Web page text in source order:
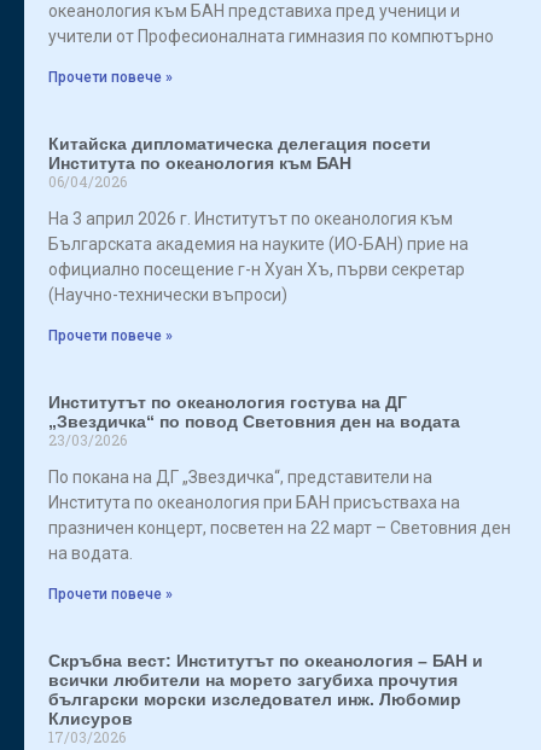
океанология към БАН представиха пред ученици и
учители от Професионалната гимназия по компютърно
Прочети повече »
Китайска дипломатическа делегация посети
Института по океанология към БАН
06/04/2026
На 3 април 2026 г. Институтът по океанология към
Българската академия на науките (ИО-БАН) прие на
официално посещение г-н Хуан Хъ, първи секретар
(Научно-технически въпроси)
Прочети повече »
Институтът по океанология гостува на ДГ
„Звездичка“ по повод Световния ден на водата
23/03/2026
По покана на ДГ „Звездичка“, представители на
Института по океанология при БАН присъстваха на
празничен концерт, посветен на 22 март – Световния ден
на водата.
Прочети повече »
Скръбна вест: Институтът по океанология – БАН и
всички любители на морето загубиха прочутия
български морски изследовател инж. Любомир
Клисуров
17/03/2026